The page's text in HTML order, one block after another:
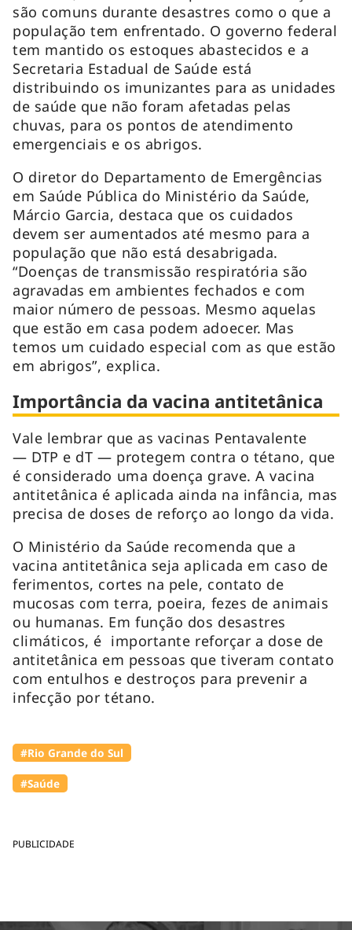
PUBLICIDADE
são comuns durante desastres como o que a
população tem enfrentado. O governo federal
tem mantido os estoques abastecidos e a
Secretaria Estadual de Saúde está
distribuindo os imunizantes para as unidades
de saúde que não foram afetadas pelas
chuvas, para os pontos de atendimento
emergenciais e os abrigos.
O diretor do Departamento de Emergências
em Saúde Pública do Ministério da Saúde,
Márcio Garcia, destaca que os cuidados
devem ser aumentados até mesmo para a
população que não está desabrigada.
“Doenças de transmissão respiratória são
agravadas em ambientes fechados e com
maior número de pessoas. Mesmo aquelas
que estão em casa podem adoecer. Mas
temos um cuidado especial com as que estão
em abrigos”, explica.
Importância da vacina antitetânica
Vale lembrar que as vacinas Pentavalente
— DTP e dT — protegem contra o tétano, que
é considerado uma doença grave. A vacina
antitetânica é aplicada ainda na infância, mas
precisa de doses de reforço ao longo da vida.
O Ministério da Saúde recomenda que a
vacina antitetânica seja aplicada em caso de
ferimentos, cortes na pele, contato de
mucosas com terra, poeira, fezes de animais
ou humanas. Em função dos desastres
climáticos, é importante reforçar a dose de
antitetânica em pessoas que tiveram contato
com entulhos e destroços para prevenir a
infecção por tétano.
#Rio Grande do Sul
#Saúde